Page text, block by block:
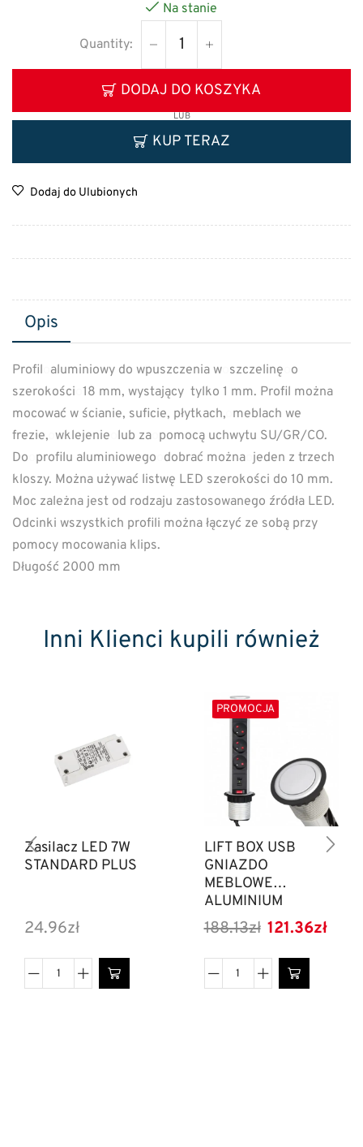
Na stanie
DODAJ DO KOSZYKA
LUB
KUP TERAZ
Dodaj do Ulubionych
Opis
Profil aluminiowy do wpuszczenia w szczelinę o
szerokości 18 mm, wystający tylko 1 mm. Profil można
mocować w ścianie, suficie, płytkach, meblach we
frezie, wklejenie lub za pomocą uchwytu SU/GR/CO.
Do profilu aluminiowego dobrać można jeden z trzech
kloszy. Można używać listwę LED szerokości do 10 mm.
Moc zależna jest od rodzaju zastosowanego źródła LED.
Odcinki wszystkich profili można łączyć ze sobą przy
pomocy mocowania klips.
Długość 2000 mm
Inni Klienci kupili również
Zasilacz LED 7W
STANDARD PLUS
24.96zł
PROMOCJA
LIFT BOX USB
GNIAZDO
MEBLOWE
ALUMINIUM
188.13zł 121.36zł